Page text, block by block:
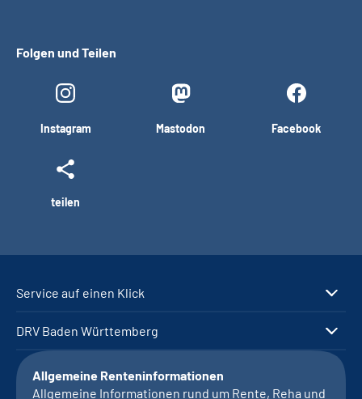
Folgen und Teilen
Instagram Mastodon Facebook
teilen
Service auf einen Klick
DRV Baden Württemberg
Allgemeine Renteninformationen
Allgemeine Informationen rund um Rente, Reha und